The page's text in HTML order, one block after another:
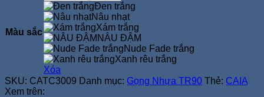
Màu sắc
Đen trắng
Nâu nhạt
Xám trắng
NÂU ĐẬM
Nude Fade trắng
Xanh rêu trắng
Xóa
SKU: CATC3009 Danh mục: Gọng Nhựa TR90 Thẻ: CAIA
Xem trên: